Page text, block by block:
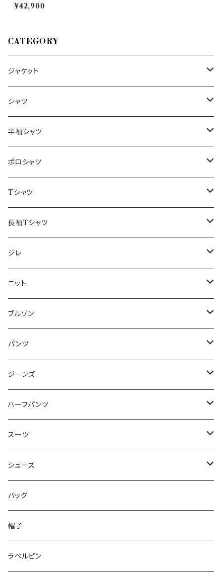
ノ） パンツ Edge 33684
¥42,900
CATEGORY
ジャケット
～44/S
46/M
48/L
50/XL～
シャツ
～44/S
46/M
48/L
50/XL～
半袖シャツ
～44/S
46/M
48/L
50/XL～
ポロシャツ
～44/S
46/M
48/L
50/XL～
Tシャツ
～44/S
46/M
48/L
50/XL～
長袖Tシャツ
～44/S
46/M
48/L
50/XL～
ジレ
～44/S
46/M
48/L
50/XL～
ニット
～44/S
46/M
48/L
50/XL～
ブルゾン
～44/S
46/M
48/L
50/XL～
パンツ
～44/S
46/M
48/L
50/XL～
ジーンズ
～44/S
46/M
48/L
50/XL～
ハーフパンツ
～44/S
46/M
48/L
50/XL～
スーツ
～44/S
46/M
48/L
50/XL～
シューズ
～25.5cm
26cm～
27cm～
バッグ
帽子
ラペルピン